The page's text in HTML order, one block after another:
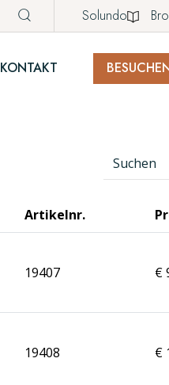
Solundo
KONTAKT
WARENKORB
Artikelnr.
19407 €
19408 €